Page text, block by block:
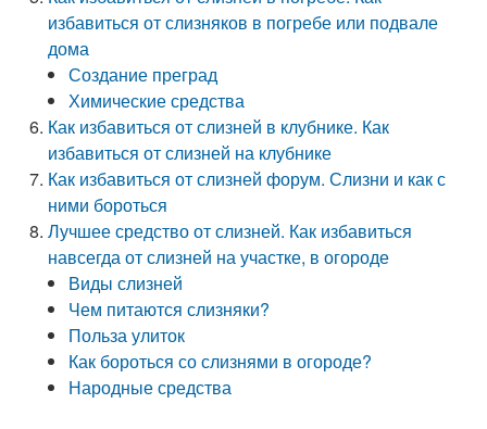
избавиться от слизняков в погребе или подвале
дома
Создание преград
Химические средства
Как избавиться от слизней в клубнике. Как
избавиться от слизней на клубнике
Как избавиться от слизней форум. Слизни и как с
ними бороться
Лучшее средство от слизней. Как избавиться
навсегда от слизней на участке, в огороде
Виды слизней
Чем питаются слизняки?
Польза улиток
Как бороться со слизнями в огороде?
Народные средства